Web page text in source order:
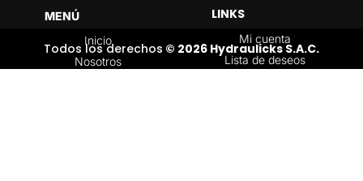
MENÚ
Inicio
Nosotros
LINKS
Mi cuenta
Lista de deseos
Todos los derechos © 2026 Hydraulicks S.A.C.